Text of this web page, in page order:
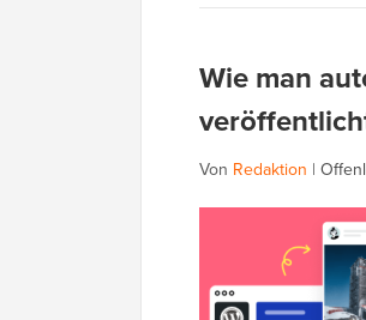
Wie man
Von Redaktion |